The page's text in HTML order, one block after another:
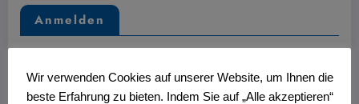
Anmelden
Wir verwenden Cookies auf unserer Website, um Ihnen die
beste Erfahrung zu bieten. Indem Sie auf „Alle akzeptieren“